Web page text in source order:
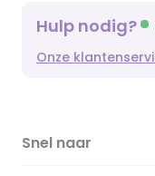
Hulp nodig?
Onze
Snel naar